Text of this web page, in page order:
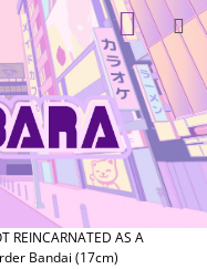
KOŠÍK
REINCARNATED AS A
Bandai (17cm)